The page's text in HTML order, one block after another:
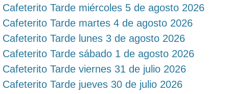
Cafeterito Tarde miércoles 5 de agosto 2026
Cafeterito Tarde martes 4 de agosto 2026
Cafeterito Tarde lunes 3 de agosto 2026
Cafeterito Tarde sábado 1 de agosto 2026
Cafeterito Tarde viernes 31 de julio 2026
Cafeterito Tarde jueves 30 de julio 2026